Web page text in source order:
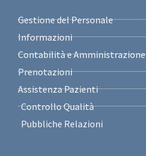
Gestione del Personale
Informazioni
Contabilità e Amministrazione
Prenotazioni
Assistenza Pazienti
Controllo Qualità
Pubbliche Relazioni